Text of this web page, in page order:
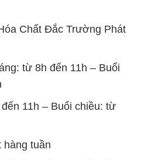
Chất Đắc Trường Phát
từ 8h đến 11h – Buổi
11h – Buổi chiều: từ
hàng tuần